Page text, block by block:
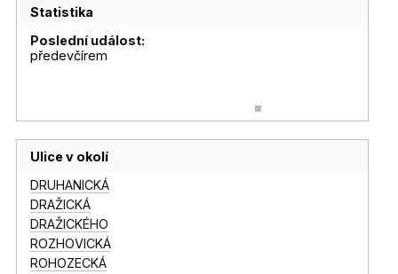
Statistika
Poslední událost:
předevčírem
Ulice v okolí
DRUHANICKÁ
DRAŽICKÁ
DRAŽICKÉHO
ROZHOVICKÁ
ROHOZECKÁ